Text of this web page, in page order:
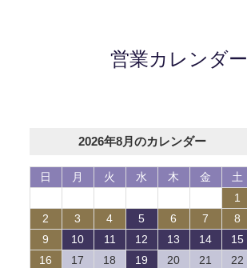
営業カレンダー
2026年8月のカレンダー
日 月 火 水 木 金
土
1
2
3 4 5 6 7
8
9
10 11 12 13 14
15
16
17 18 19 20 21
22